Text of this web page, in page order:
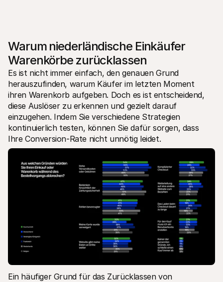
Warum niederländische Einkäufer
Warenkörbe zurücklassen
Es ist nicht immer einfach, den genauen Grund
herauszufinden, warum Käufer im letzten Moment
ihren Warenkorb aufgeben. Doch es ist entscheidend,
diese Auslöser zu erkennen und gezielt darauf
einzugehen. Indem Sie verschiedene Strategien
kontinuierlich testen, können Sie dafür sorgen, dass
Ihre Conversion-Rate nicht unnötig leidet.
Ein häufiger Grund für das Zurücklassen von